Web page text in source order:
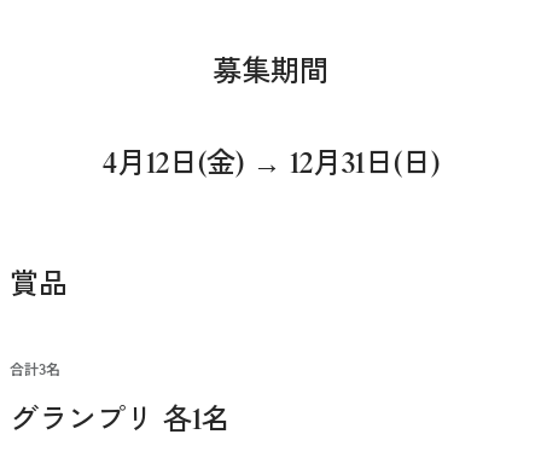
募集期間
4月12日(金) → 12月31日(日)
賞品
合計3名
グランプリ 各1名